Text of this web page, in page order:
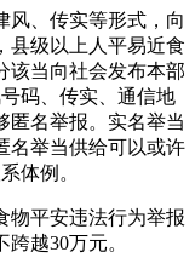
、传实等形式，向
县级以上人平易近食
该当向社会发布本部
码、传实、通信地
匿名举报。实名举当
名举当供给可以或许
体例。
平安违法行为举报
越30万元。